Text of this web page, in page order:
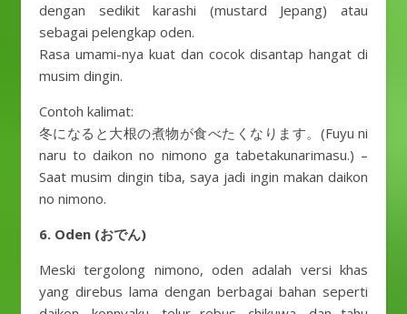
dengan sedikit karashi (mustard Jepang) atau
sebagai pelengkap oden.
Rasa umami-nya kuat dan cocok disantap hangat di
musim dingin.
Contoh kalimat:
冬になると大根の煮物が食べたくなります。(Fuyu ni
naru to daikon no nimono ga tabetakunarimasu.) –
Saat musim dingin tiba, saya jadi ingin makan daikon
no nimono.
6. Oden (おでん)
Meski tergolong nimono, oden adalah versi khas
yang direbus lama dengan berbagai bahan seperti